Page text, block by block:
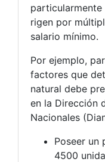
rigen por
salario mínimo.
Por ejemplo,
factores que
natural debe
en la Dirección
Nacionales
Poseer un
4500